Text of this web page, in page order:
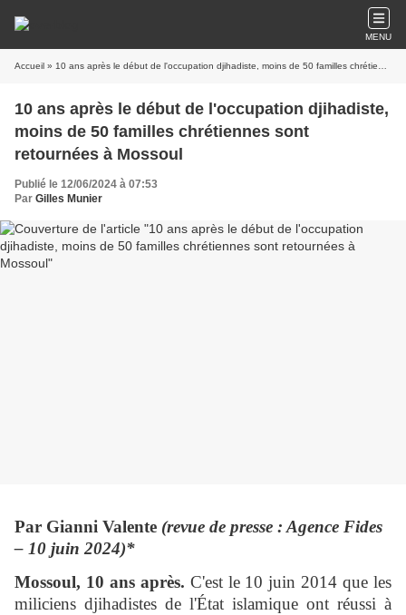
MENU
Accueil » 10 ans après le début de l'occupation djihadiste, moins de 50 familles chrétiennes sont retournées à Mossoul
10 ans après le début de l'occupation djihadiste,
moins de 50 familles chrétiennes sont
retournées à Mossoul
Publié le 12/06/2024 à 07:53
Par Gilles Munier
Par Gianni Valente (revue de presse : Agence Fides
– 10 juin 2024)*
Mossoul, 10 ans après. C'est le 10 juin 2014 que les
miliciens djihadistes de l'État islamique ont réussi à